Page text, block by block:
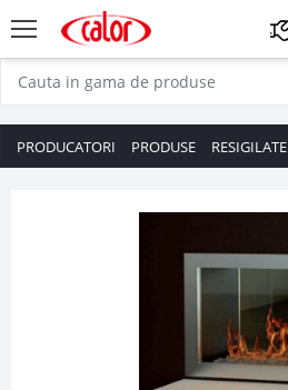
PRODUCATORI PRODUSE RESIGILATE